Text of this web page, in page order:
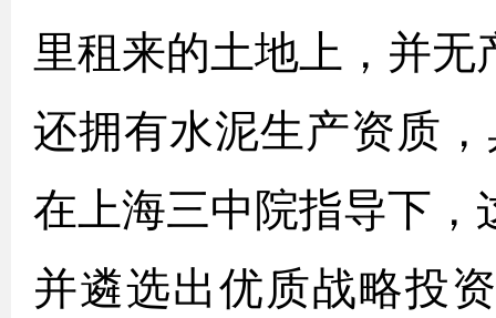
里租来的土地上，并
还拥有水泥生产资质
在上海三中院指导下，
并遴选出优质战略投